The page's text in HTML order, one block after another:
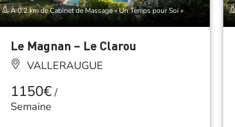
À 0.2 km de Cabinet de Massage « Un Temps pour Soi »
Le Magnan – Le Clarou
VALLERAUGUE
1150€/
Semaine